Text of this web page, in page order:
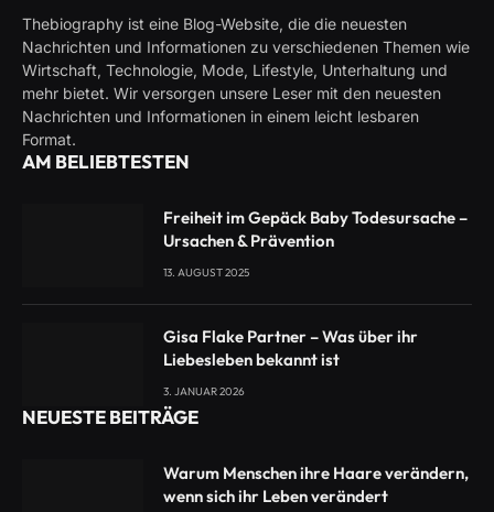
Thebiography ist eine Blog-Website, die die neuesten
Nachrichten und Informationen zu verschiedenen Themen wie
Wirtschaft, Technologie, Mode, Lifestyle, Unterhaltung und
mehr bietet. Wir versorgen unsere Leser mit den neuesten
Nachrichten und Informationen in einem leicht lesbaren
Format.
AM BELIEBTESTEN
Freiheit im Gepäck Baby Todesursache –
Ursachen & Prävention
13. AUGUST 2025
Gisa Flake Partner – Was über ihr
Liebesleben bekannt ist
3. JANUAR 2026
NEUESTE BEITRÄGE
Warum Menschen ihre Haare verändern,
wenn sich ihr Leben verändert